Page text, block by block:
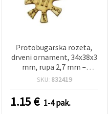
Protobugarska rozeta,
drveni ornament, 34x38x3
mm, rupa 2,7 mm –
pakiranje od 5 komada
SKU: 832419
1.15€ 1-4 pak.